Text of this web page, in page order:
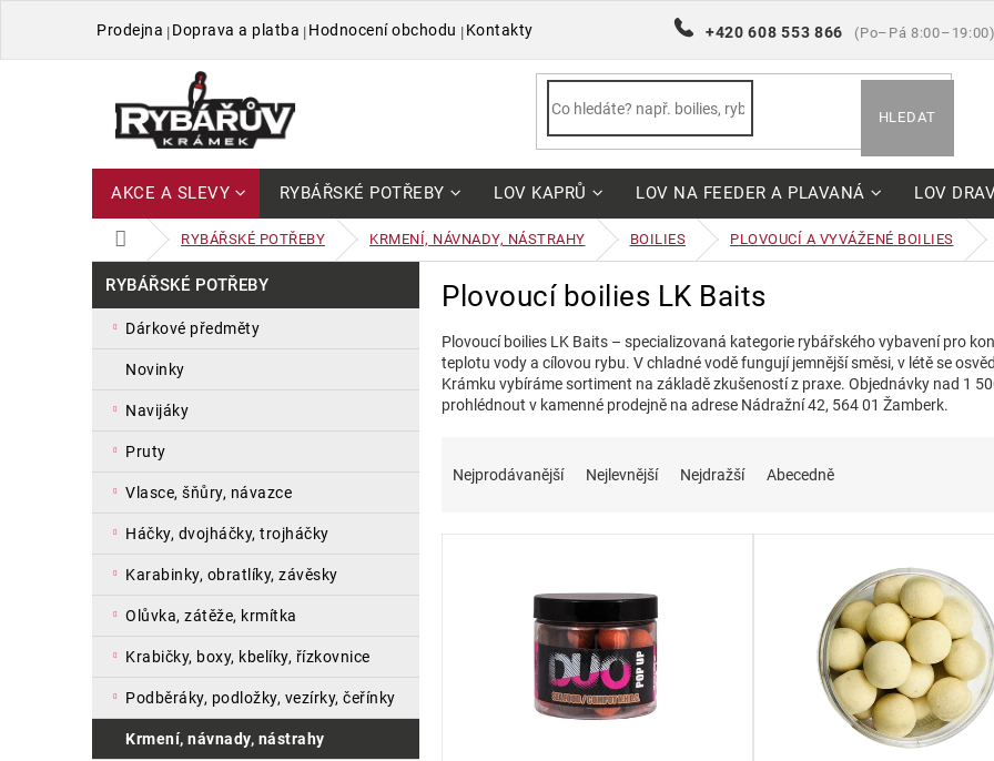
+420 608 553 866 (Po–Pá 8:00–19:00)
Prodejna Doprava a platba Hodnocení obchodu Kontakty
HLEDAT
AKCE A SLEVY RYBÁŘSKÉ POTŘEBY LOV KAPRŮ LOV NA FEEDER A PLAVANÁ LOV
DOMŮ RYBÁŘSKÉ POTŘEBY KRMENÍ, NÁVNADY, NÁSTRAHY BOILIES PLOVOUCÍ A VYVÁŽENÉ BOILIES
kategorie
RYBÁŘSKÉ POTŘEBY
dárkové předměty
novinky
navijáky
pruty
vlasce, šňůry, návazce
háčky, dvojháčky, trojháčky
karabinky, obratlíky, závěsky
olůvka, zátěže, krmítka
krabičky, boxy, kbelíky, řízkovnice
podběráky, podložky, vezírky, čeřínky
krmení, návnady, nástrahy
Plovoucí boilies LK Baits
Plovoucí boilies LK Baits – specializovaná kategorie rybářského vybavení pro
teplotu vody a cílovou rybu. V chladné vodě fungují jemnější směsi, v létě se
Krámku vybíráme sortiment na základě zkušeností z praxe. Objednávky nad 1
prohlédnout v kamenné prodejně na adrese Nádražní 42, 564 01 Žamberk.
Nejprodávanější Nejlevnější Nejdražší Abecedně